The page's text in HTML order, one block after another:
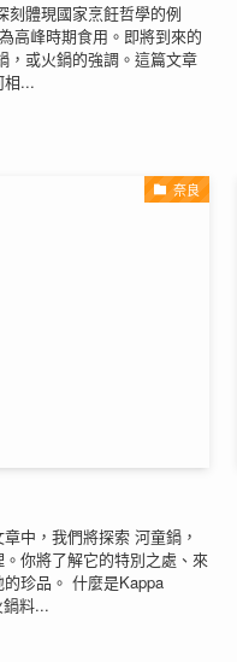
刻體現國家烹飪哲學的例
高峰時期食用。即將到來的
，或火鍋的強調。這篇文章
相...
奈良
中，我們將探索 河童鍋，
你將了解它的特別之處、來
珍品。 什麼是Kappa
料...